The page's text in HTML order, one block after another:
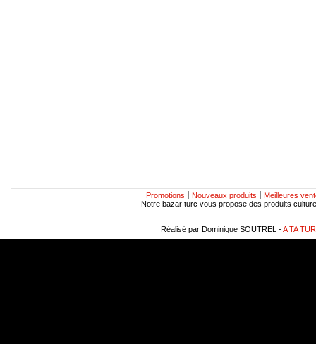
Promotions Nouveaux produits
Meilleures
Notre bazar turc vous propose des produits
Réalisé par Dominique SOUTREL -A TA